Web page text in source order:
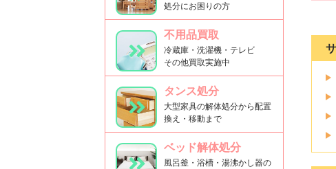
処分にお困りの方
不用品買取
冷蔵庫・洗濯機・テレビ
その他買取実施中
タンス処分
大型家具の解体処分から配置
換え・移動まで
ベッド解体処分
風呂釜・浴槽・湯沸かし器の